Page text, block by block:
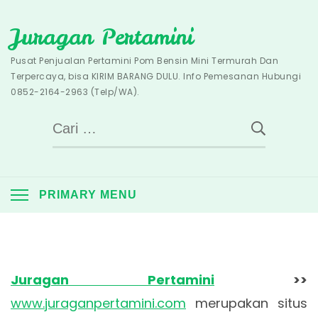
to
content
Juragan Pertamini
Pusat Penjualan Pertamini Pom Bensin Mini Termurah Dan
Terpercaya, bisa KIRIM BARANG DULU. Info Pemesanan Hubungi
0852-2164-2963 (Telp/WA).
Cari
untuk:
PRIMARY MENU
Juragan Pertamini >>
www.juraganpertamini.com merupakan situs